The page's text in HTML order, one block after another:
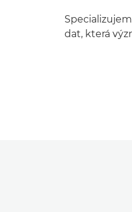
dat, která